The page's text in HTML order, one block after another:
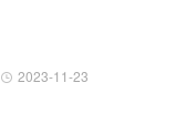
2023-11-23